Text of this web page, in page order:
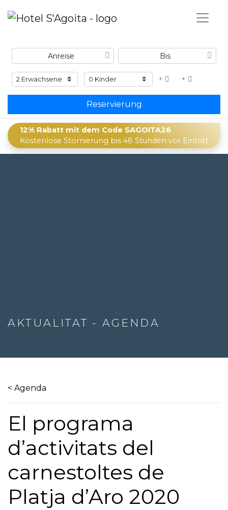
+ +
Reservierung
12% Rabatt mit dem Code SAGOITA26
Kostenlose Stornierung bis 48 Stunden vor Eintritt
AKTUALITAT - AGENDA
< Agenda
El programa
d’activitats del
carnestoltes de
Platja d’Aro 2020